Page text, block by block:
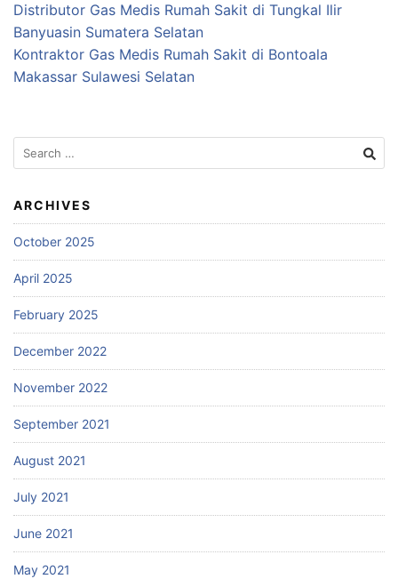
Distributor Gas Medis Rumah Sakit di Tungkal Ilir
Banyuasin Sumatera Selatan
Kontraktor Gas Medis Rumah Sakit di Bontoala
Makassar Sulawesi Selatan
Search
for:
ARCHIVES
October 2025
April 2025
February 2025
December 2022
November 2022
September 2021
August 2021
July 2021
June 2021
May 2021